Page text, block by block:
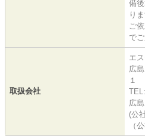
備
り
ご
で
取扱会社
エ
広
１
広
(公
（